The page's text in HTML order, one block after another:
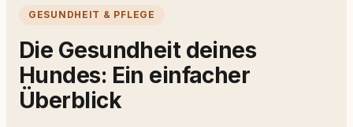
GESUNDHEIT & PFLEGE
Die Gesundheit deines
Hundes: Ein einfacher
Überblick